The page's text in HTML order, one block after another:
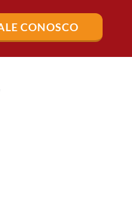
CONOSCO